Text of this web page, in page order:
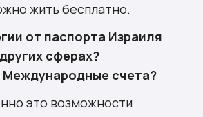
жить бесплатно.
от паспорта Израиля
сферах?
Международные счета?
это возможности